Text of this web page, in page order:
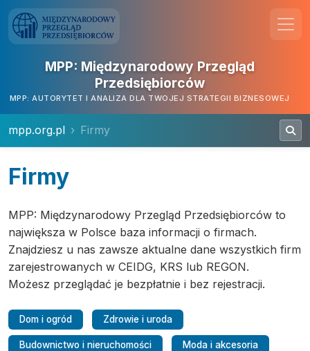
MPP: Międzynarodowy Przegląd
Przedsiębiorców
MPP: AUTORYTET I ANALIZA DLA TWOJEJ STRATEGII BIZNESOWEJ
mpp.org.pl Firmy
Firmy
MPP: Międzynarodowy Przegląd Przedsiębiorców to
największa w Polsce baza informacji o firmach.
Znajdziesz u nas zawsze aktualne dane wszystkich firm
zarejestrowanych w CEIDG, KRS lub REGON.
Możesz przeglądać je bezpłatnie i bez rejestracji.
Dom i ogród Zdrowie i uroda
Budownictwo i nieruchomości Moda i akcesoria